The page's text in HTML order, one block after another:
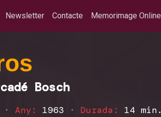
Newsletter Contacte Memorimage Online
Bosch
· Any: 1963 · Durada: 14 min.